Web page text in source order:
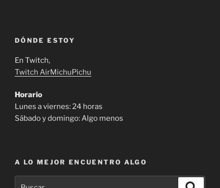
DÓNDE ESTOY
En Twitch,
Twitch AirMichuPichu
Horario
Lunes a viernes: 24 horas
Sábado y domingo: Algo menos
A LO MEJOR ENCUENTRO ALGO